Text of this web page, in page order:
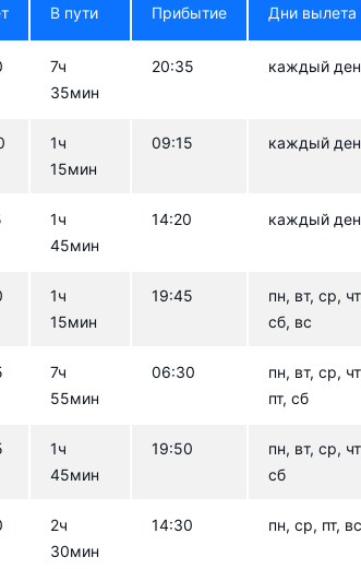
В пути Прибытие Дни вылета
7ч
35мин
20:35 каждый
1ч
15мин
09:15 каждый
1ч
45мин
14:20 каждый
1ч
15мин
19:45
пн, вт, ср,
сб, вс
7ч
55мин
06:30
пн, вт, ср,
пт, сб
1ч
45мин
19:50
пн, вт, ср,
сб
2ч
30мин
14:30 пн, ср, пт, вс